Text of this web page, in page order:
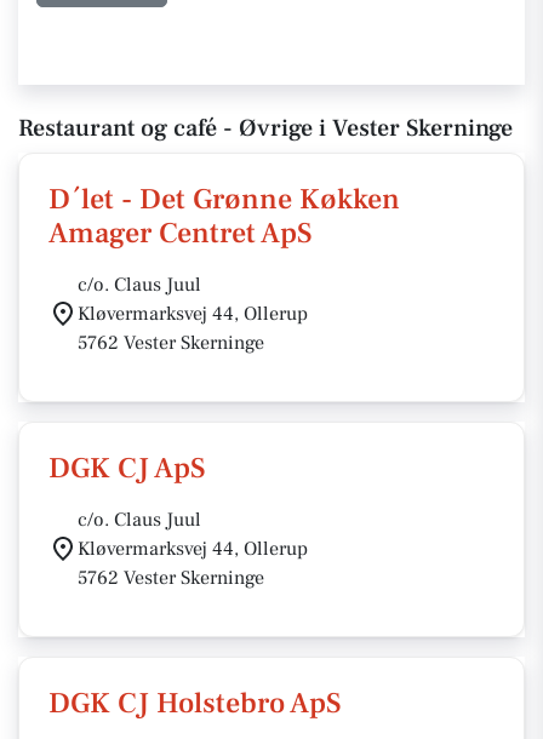
Restaurant og café - Øvrige i Vester Skerninge
D´let - Det Grønne Køkken
Amager Centret ApS
c/o. Claus Juul
Kløvermarksvej 44, Ollerup
5762 Vester Skerninge
DGK CJ ApS
c/o. Claus Juul
Kløvermarksvej 44, Ollerup
5762 Vester Skerninge
DGK CJ Holstebro ApS